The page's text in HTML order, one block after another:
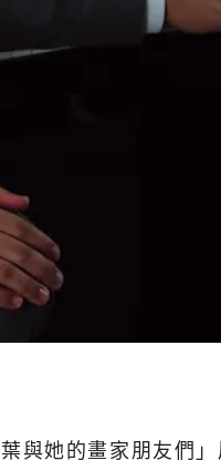
與她的畫家朋友們」